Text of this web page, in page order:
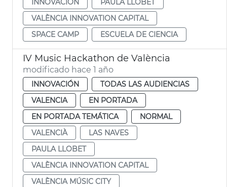
VALÈNCIA INNOVATION CAPITAL
SPACE CAMP
ESCUELA DE CIENCIA
IV Music Hackathon de València
modificado hace 1 año
INNOVACIÓN
TODAS LAS AUDIENCIAS
VALENCIA
EN PORTADA
EN PORTADA TEMÁTICA
NORMAL
VALENCIÀ
LAS NAVES
PAULA LLOBET
VALÈNCIA INNOVATION CAPITAL
VALÈNCIA MÚSIC CITY